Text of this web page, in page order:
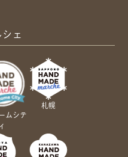
ェ
ムシテ
ィ
札幌